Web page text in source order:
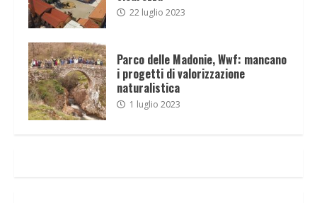
22 luglio 2023
Parco delle Madonie, Wwf: mancano
i progetti di valorizzazione
naturalistica
1 luglio 2023